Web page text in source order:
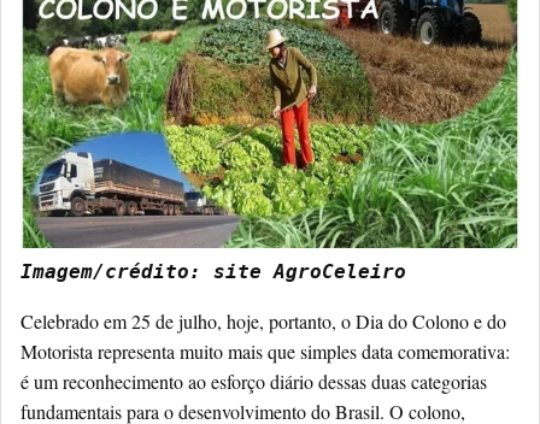
Imagem/crédito: site AgroCeleiro
Celebrado em 25 de julho, hoje, portanto, o Dia do Colono e do
Motorista representa muito mais que simples data comemorativa:
é um reconhecimento ao esforço diário dessas duas categorias
fundamentais para o desenvolvimento do Brasil. O colono,